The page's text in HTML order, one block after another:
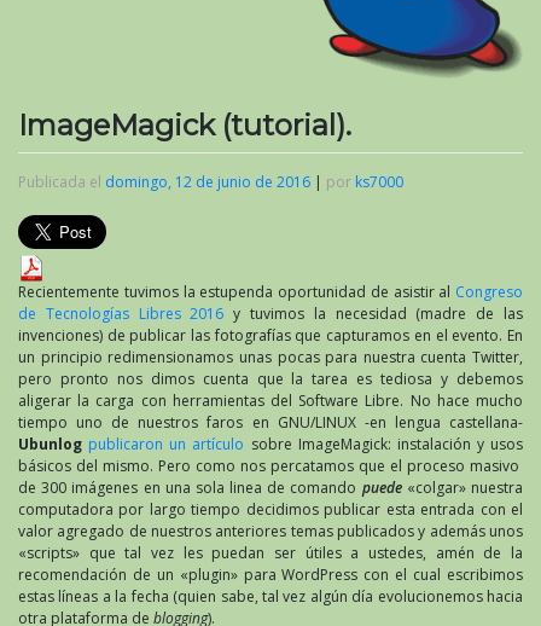
ImageMagick (tutorial).
Publicada el domingo, 12 de junio de 2016 | por ks7000
Recientemente tuvimos la estupenda oportunidad de asistir al Congreso
de Tecnologías Libres 2016 y tuvimos la necesidad (madre de las
invenciones) de publicar las fotografías que capturamos en el evento. En
un principio redimensionamos unas pocas para nuestra cuenta Twitter,
pero pronto nos dimos cuenta que la tarea es tediosa y debemos
aligerar la carga con herramientas del Software Libre. No hace mucho
tiempo uno de nuestros faros en GNU/LINUX -en lengua castellana-
Ubunlog publicaron un artículo sobre ImageMagick: instalación y usos
básicos del mismo. Pero como nos percatamos que el proceso masivo
de 300 imágenes en una sola linea de comando puede «colgar» nuestra
computadora por largo tiempo decidimos publicar esta entrada con el
valor agregado de nuestros anteriores temas publicados y además unos
«scripts» que tal vez les puedan ser útiles a ustedes, amén de la
recomendación de un «plugin» para WordPress con el cual escribimos
estas líneas a la fecha (quien sabe, tal vez algún día evolucionemos hacia
otra plataforma de blogging).